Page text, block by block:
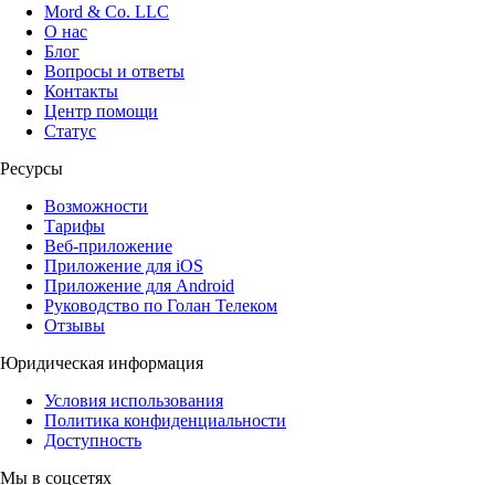
Mord & Co. LLC
О нас
Блог
Вопросы и ответы
Контакты
Центр помощи
Статус
Ресурсы
Возможности
Тарифы
Веб-приложение
Приложение для iOS
Приложение для Android
Руководство по Голан Телеком
Отзывы
Юридическая информация
Условия использования
Политика конфиденциальности
Доступность
Мы в соцсетях